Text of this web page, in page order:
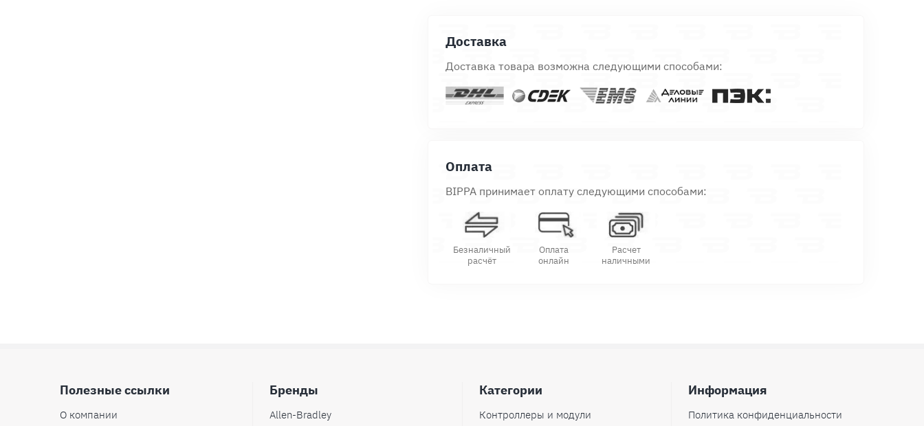
Доставка
Доставка товара возможна следующими способами:
Оплата
BIPPA принимает оплату следующими способами:
Безналичный
расчёт
Оплата
онлайн
Расчет
наличными
Полезные ссылки
О компании
Бренды
Allen-Bradley
Категории
Контроллеры и модули
Информация
Политика конфиденциальности